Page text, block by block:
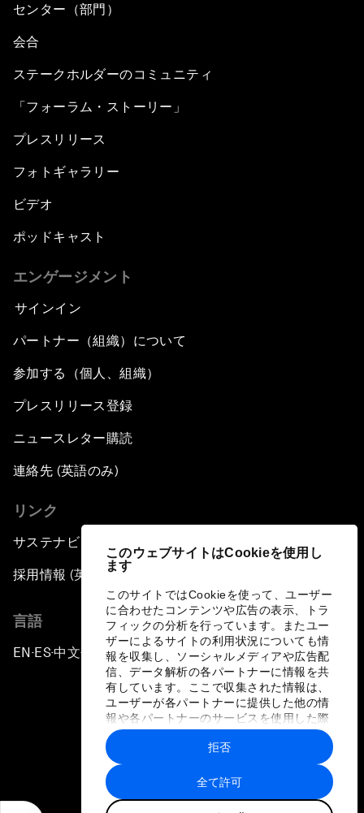
このウェブサイトはCookieを使用し
ます
このサイトではCookieを使って、ユーザー
に合わせたコンテンツや広告の表示、トラ
フィックの分析を行っています。またユー
ザーによるサイトの利用状況についても情
報を収集し、ソーシャルメディアや広告配
信、データ解析の各パートナーに情報を共
有しています。ここで収集された情報は、
ユーザーが各パートナーに提供した他の情
報や各パートナーのサービスを使用した際
に収集された情報と組み合わされ、各パー
トナーによって使用されることがありま
す。
全て許可
拒否
センター（部門）
会合
ステークホルダーのコミュニティ
「フォーラム・ストーリー」
プレスリリース
フォトギャラリー
ビデオ
ポッドキャスト
エンゲージメント
サインイン
パートナー（組織）について
参加する（個人、組織）
プレスリリース登録
ニュースレター購読
連絡先 (英語のみ)
リンク
サステナビリティへの取り組み
採用情報 (英語のみ)
言語
EN ▪ES▪中文▪ 日本語
プライバシーポリシーと利用規約
サイトマップ